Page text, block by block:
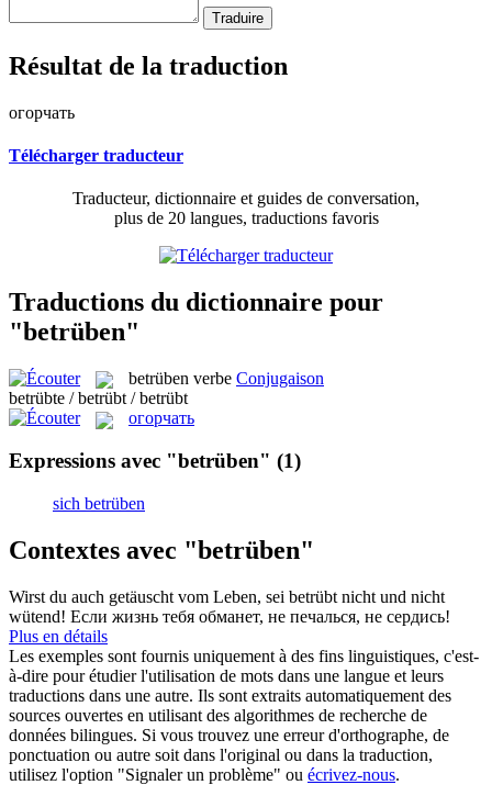
Résultat de la traduction
огорчать
Télécharger traducteur
Traducteur, dictionnaire et guides de conversation,
plus de 20 langues, traductions favoris
Traductions du dictionnaire pour
"betrüben"
betrüben verbe Conjugaison
betrübte / betrübt / betrübt
огорчать
Expressions avec "betrüben" (1)
sich betrüben
Contextes avec "betrüben"
Wirst du auch getäuscht vom Leben, sei betrübt nicht und nicht
wütend! Если жизнь тебя обманет, не печалься, не сердись!
Plus en détails
Les exemples sont fournis uniquement à des fins linguistiques, c'est-
à-dire pour étudier l'utilisation de mots dans une langue et leurs
traductions dans une autre. Ils sont extraits automatiquement des
sources ouvertes en utilisant des algorithmes de recherche de
données bilingues. Si vous trouvez une erreur d'orthographe, de
ponctuation ou autre soit dans l'original ou dans la traduction,
utilisez l'option "Signaler un problème" ou écrivez-nous.